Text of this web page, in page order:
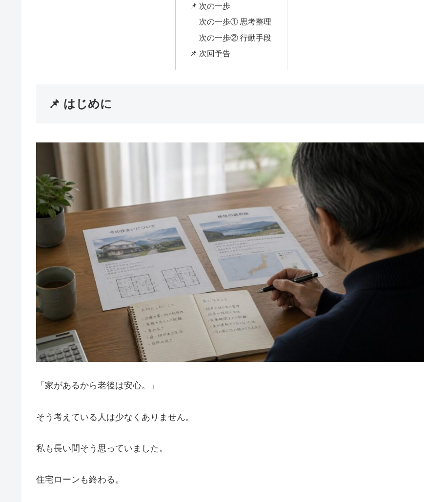
📌 次の一歩
次の一歩① 思考整理
次の一歩② 行動手段
📌 次回予告
📌 はじめに
「家があるから老後は安心。」
そう考えている人は少なくありません。
私も長い間そう思っていました。
住宅ローンも終わる。